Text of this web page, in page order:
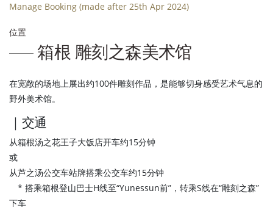
Manage Booking (made after 25th Apr 2024)
位置
箱根 雕刻之森美术馆
在宽敞的场地上展出约100件雕刻作品，是能够切身感受艺术气息的
野外美术馆。
｜交通
从箱根汤之花王子大饭店开车约15分钟
或
从芦之汤公交车站牌搭乘公交车约15分钟
* 搭乘箱根登山巴士H线至“Yunessun前”，转乘S线在“雕刻之森”
下车